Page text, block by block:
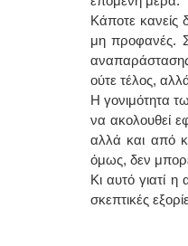
Κάποτε κανείς
μη προφανές.
ούτε τέλος,
Η γονιμότητα
να ακολουθεί
αλλά και από
όμως, δεν
Κι αυτό γιατί
σκεπτικές